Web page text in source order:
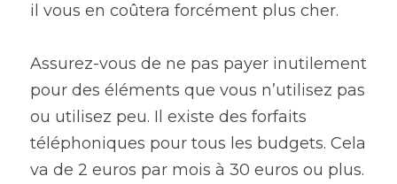
il vous en coûtera forcément plus cher.
Assurez-vous de ne pas payer inutilement
pour des éléments que vous n’utilisez pas
ou utilisez peu. Il existe des forfaits
téléphoniques pour tous les budgets. Cela
va de 2 euros par mois à 30 euros ou plus.